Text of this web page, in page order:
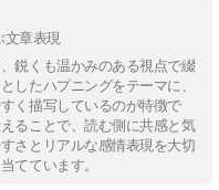
文章表現
鋭くも温かみのある視点で綴
したハプニングをテーマに、
く描写しているのが特徴で
ることで、読む側に共感と気
さとリアルな感情表現を大切
てています。